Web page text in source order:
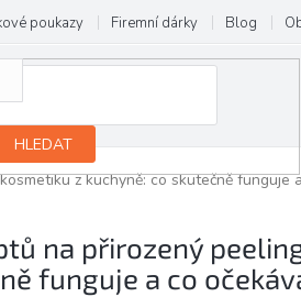
poukazy Firemní dárky Blog
HLEDAT
z kuchyně: co skutečně funguje
na přirozený
funguje a co